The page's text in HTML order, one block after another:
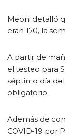
Meoni detalló
eran 170, la
A partir de
el testeo para
séptimo día
obligatorio.
Además de
COVID-19 por